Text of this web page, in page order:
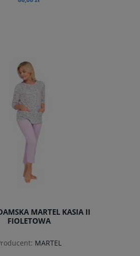
do koszyka
MARTEL KASIA II
FIOLETOWA
MARTEL